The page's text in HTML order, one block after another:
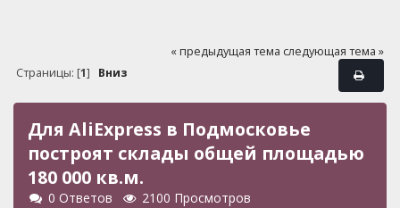
« предыдущая тема следующая тема »
Страницы: [1] Вниз
Для AliExpress в Подмосковье
построят склады общей площадью
180 000 кв.м.
0 Ответов 2100 Просмотров